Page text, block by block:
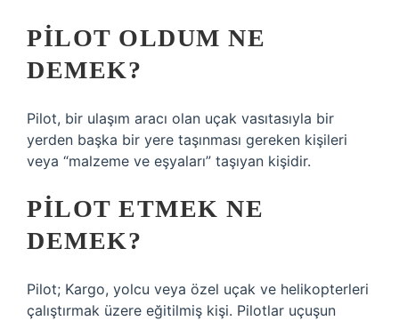
PILOT OLDUM NE
DEMEK?
Pilot, bir ulaşım aracı olan uçak vasıtasıyla bir
yerden başka bir yere taşınması gereken kişileri
veya “malzeme ve eşyaları” taşıyan kişidir.
PILOT ETMEK NE
DEMEK?
Pilot; Kargo, yolcu veya özel uçak ve helikopterleri
çalıştırmak üzere eğitilmiş kişi. Pilotlar uçuşun